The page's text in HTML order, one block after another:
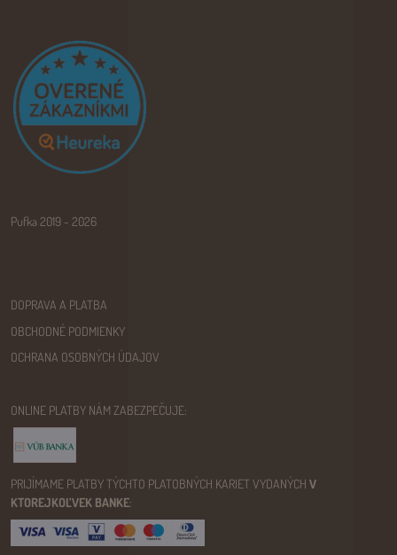
Pufka 2019 - 2026
DOPRAVA A PLATBA
OBCHODNÉ PODMIENKY
OCHRANA OSOBNÝCH ÚDAJOV
ONLINE PLATBY NÁM ZABEZPEČUJE:
PRIJÍMAME PLATBY TÝCHTO PLATOBNÝCH KARIET VYDANÝCH V
KTOREJKOĽVEK BANKE: